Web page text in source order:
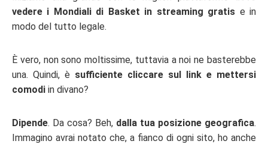
vedere i Mondiali di Basket in streaming gratis e in
modo del tutto legale.
È vero, non sono moltissime, tuttavia a noi ne basterebbe
una. Quindi, è sufficiente cliccare sul link e mettersi
comodi in divano?
Dipende. Da cosa? Beh, dalla tua posizione geografica.
Immagino avrai notato che, a fianco di ogni sito, ho anche